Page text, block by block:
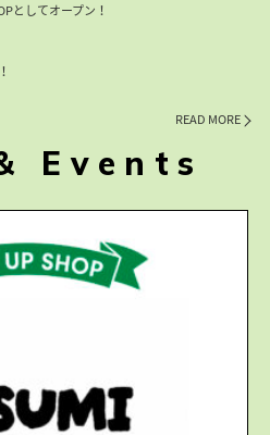
としてオープン！
READ MORE
Events